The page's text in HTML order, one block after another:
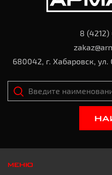
8
680042, г. Хабаровск,
МЕНЮ